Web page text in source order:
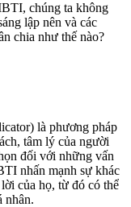
chúng ta không
lập nên và các
chia như thế nào?
là phương pháp
tâm lý của người
đối với những vấn
nhấn mạnh sự khác
của họ, từ đó có thể
nhân.